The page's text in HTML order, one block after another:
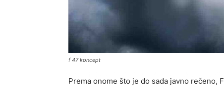
f 47 koncept
Prema onome što je do sada javno rečeno,